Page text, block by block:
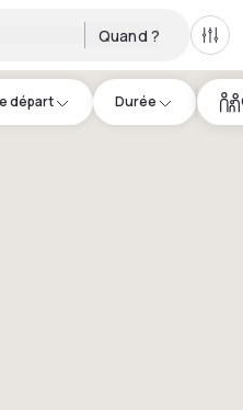
Quand ?
départ Durée